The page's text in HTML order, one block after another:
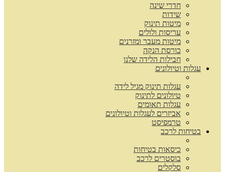
חדרי שינה
שידות
מיטות תינוק
עריסות ולולים
מיטות מעבר ומזרנים
כורסת הנקה
חבילות הלידה שלנו
עגלות וטיולונים
עגלות תינוק מגיל לידה
טיולונים לתינוק
עגלות תאומים
אביזרים לעגלות וטיולונים
טרמפיסט
בטיחות לרכב
כיסאות בטיחות
בוסטרים לרכב
סלקלים